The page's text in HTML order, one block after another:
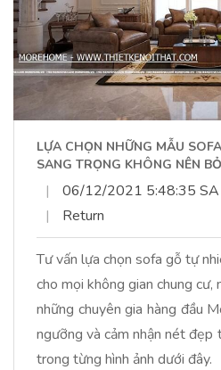
LỰA CHỌN NHỮNG MẪU
SANG TRỌNG KHÔNG NÊN
| 06/12/2021 5:48:35 SA
|
Return
Tư vấn lựa chọn sofa gỗ tự
cho mọi không gian chung
những chuyên gia hàng đầu
ngưỡng và cảm nhận nét đẹp
trong từng hình ảnh dưới đây.